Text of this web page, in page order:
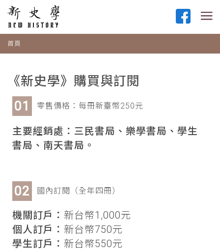
首頁
《新史學》購買與訂閱
零售價格：每冊新臺幣250元
主要經銷處：三民書局、樂學書局、學生
書局、南天書局。
國內訂閱（全年四冊）
機關訂戶： 新台幣1,000元
個人訂戶： 新台幣750元
學生訂戶： 新台幣550元